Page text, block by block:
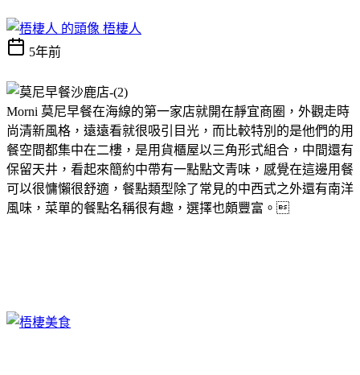
梧棲人
5年前
Morni 莫尼早餐在海線的第一家店就開在靜宜商圈，外觀走時
尚清新風格，遠遠看就很吸引目光，而比較特別的是他們的用
餐空間都集中在二樓，是用貨櫃屋以三角形式組合，中間還有
保留天井，看起來簡約中帶有一點點文青味，感覺在這邊用餐
可以很慵懶很舒適，餐點類型除了常見的中西式之外還有南洋
風味，菜單的餐點名稱很有趣，選擇也頗豐富。